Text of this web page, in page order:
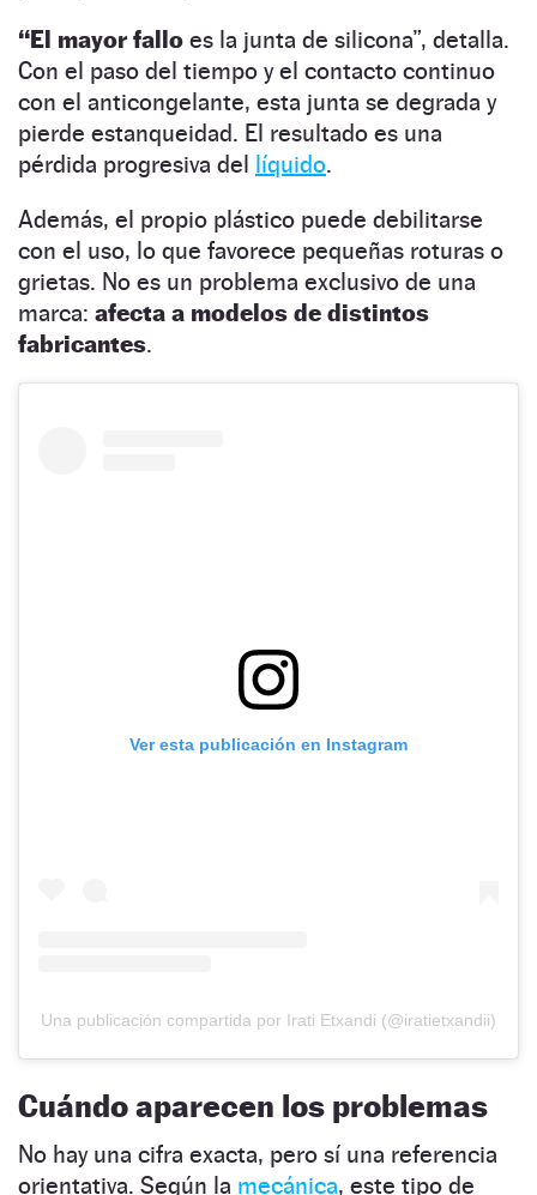
“El mayor fallo es la junta de silicona”, detalla.
Con el paso del tiempo y el contacto continuo
con el anticongelante, esta junta se degrada y
pierde estanqueidad. El resultado es una
pérdida progresiva del líquido.
Además, el propio plástico puede debilitarse
con el uso, lo que favorece pequeñas roturas o
grietas. No es un problema exclusivo de una
marca: afecta a modelos de distintos
fabricantes.
Ver esta publicación en Instagram
Una publicación compartida por Irati Etxandi (@iratietxandii)
Cuándo aparecen los problemas
No hay una cifra exacta, pero sí una referencia
orientativa. Según la mecánica, este tipo de